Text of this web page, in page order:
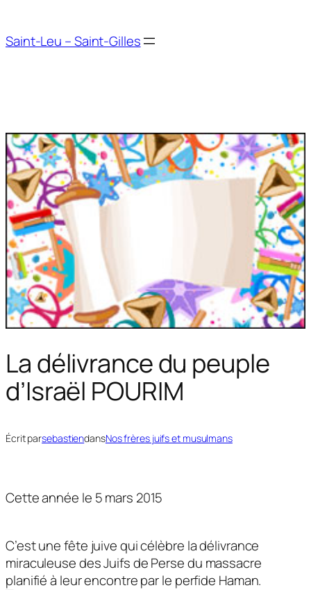
contenu
Saint-Leu – Saint-Gilles
La délivrance du peuple
d’Israël POURIM
Écrit parsebastiendansNos frères juifs et musulmans
Cette année le 5 mars 2015
C’est une fête juive qui célèbre la délivrance
miraculeuse des Juifs de Perse du massacre
planifié à leur encontre par le perfide Haman.